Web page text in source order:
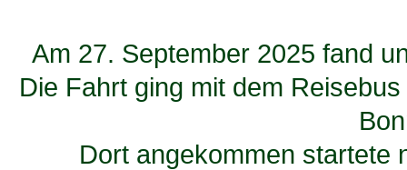
Am 27. September 2025 fand
Die Fahrt ging mit dem
Dort angekommen startete